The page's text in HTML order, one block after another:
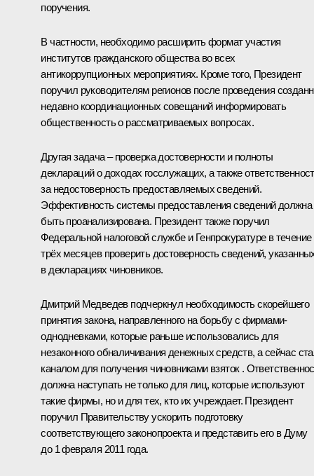
поручения.
В частности, необходимо расширить формат участия
институтов гражданского общества во всех
антикоррупционных мероприятиях. Кроме того, Президент
поручил руководителям регионов после проведения
недавно координационных совещаний информировать
общественность о рассматриваемых вопросах.
Другая задача – проверка достоверности и полноты
деклараций о доходах госслужащих, а также
за недостоверность предоставляемых сведений.
Эффективность системы предоставления сведений должна
быть проанализирована. Президент также поручил
Федеральной налоговой службе и Генпрокуратуре в течение
трёх месяцев проверить достоверность сведений,
в декларациях чиновников.
Дмитрий Медведев подчеркнул необходимость скорейшего
принятия закона, направленного на борьбу с фирмами-
однодневками, которые раньше использовались для
незаконного обналичивания денежных средств, а сейчас
каналом для получения чиновниками взяток .
должна наступать не только для лиц, которые используют
такие фирмы, но и для тех, кто их учреждает. Президент
поручил Правительству ускорить подготовку
соответствующего законопроекта и представить его в Думу
до 1 февраля 2011 года.